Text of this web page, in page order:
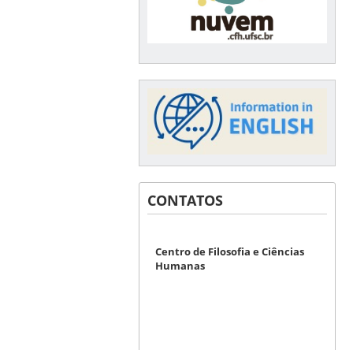
CONTATOS
Centro de Filosofia e Ciências
Humanas